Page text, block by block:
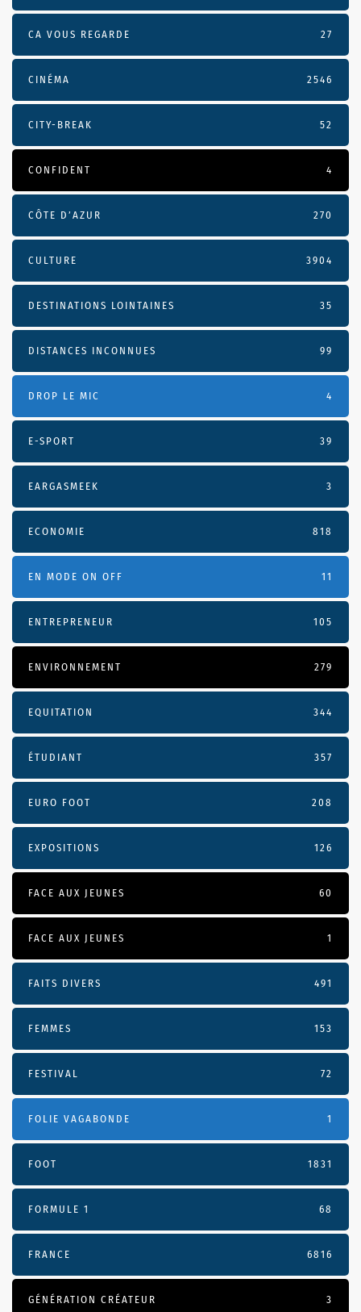
CA VOUS REGARDE 27
CINÉMA 2546
CITY-BREAK 52
CONFIDENT 4
CÔTE D’AZUR 270
CULTURE 3904
DESTINATIONS LOINTAINES 35
DISTANCES INCONNUES 99
DROP LE MIC 4
E-SPORT 39
EARGASMEEK 3
ECONOMIE 818
EN MODE ON OFF 11
ENTREPRENEUR 105
ENVIRONNEMENT 279
EQUITATION 344
ÉTUDIANT 357
EURO FOOT 208
EXPOSITIONS 126
FACE AUX JEUNES 60
FACE AUX JEUNES 1
FAITS DIVERS 491
FEMMES 153
FESTIVAL 72
FOLIE VAGABONDE 1
FOOT 1831
FORMULE 1 68
FRANCE 6816
GÉNÉRATION CRÉATEUR 3